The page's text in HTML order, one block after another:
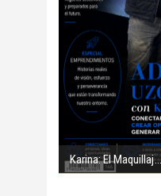
Karina: El Maquillaj